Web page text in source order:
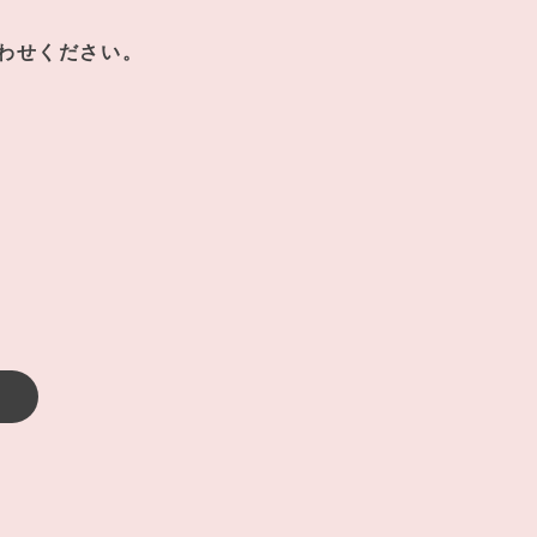
ください。